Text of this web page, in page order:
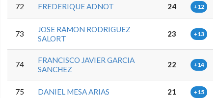
72 FREDERIQUE ADNOT 24 +12
73
JOSE RAMON RODRIGUEZ
SALORT
23 +13
74
FRANCISCO JAVIER GARCIA
SANCHEZ
22 +14
75 DANIEL MESA ARIAS 21 +15